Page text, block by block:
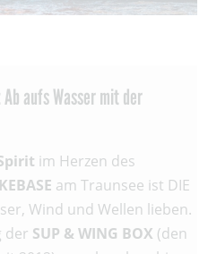
aufs Wasser mit der
im Herzen des
am Traunsee ist DIE
Wind und Wellen lieben.
der SUP & WING BOX (den